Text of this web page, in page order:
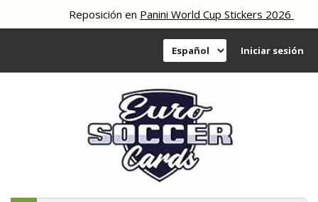
Reposición enPanini World Cup Stickers 2026
Iniciar sesión